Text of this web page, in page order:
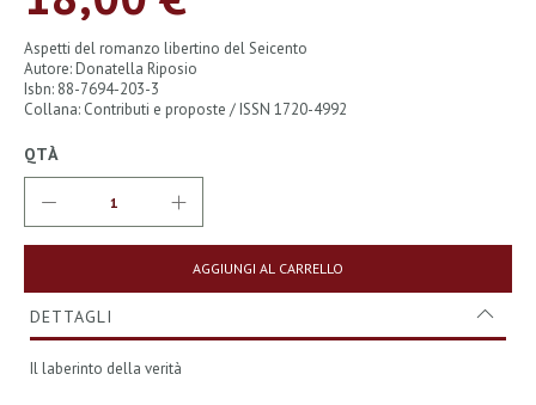
Aspetti del romanzo libertino del Seicento
Autore: Donatella Riposio
Isbn: 88-7694-203-3
Collana: Contributi e proposte / ISSN 1720-4992
QTÀ
AGGIUNGI AL CARRELLO
DETTAGLI
Il laberinto della verità